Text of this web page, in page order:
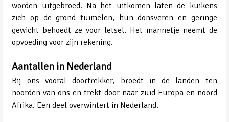
worden uitgebroed. Na het uitkomen laten de kuikens
zich op de grond tuimelen, hun donsveren en geringe
gewicht behoedt ze voor letsel. Het mannetje neemt de
opvoeding voor zijn rekening.
Aantallen in Nederland
Bij ons vooral doortrekker, broedt in de landen ten
noorden van ons en trekt door naar zuid Europa en noord
Afrika. Een deel overwintert in Nederland.